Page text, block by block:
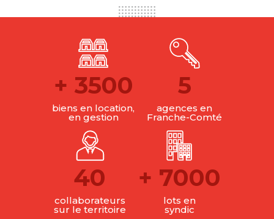
+ 3500
biens en location,
en gestion
5
agences en
Franche-Comté
40
collaborateurs
sur le territoire
+ 7000
lots en
syndic